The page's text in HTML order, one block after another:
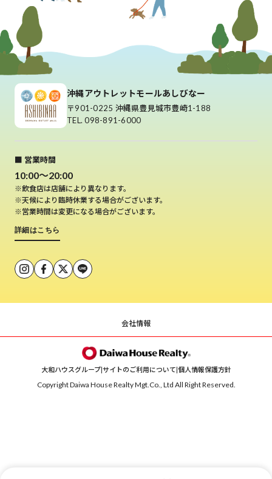
沖縄アウトレットモールあしびなー
〒901-0225 沖縄県豊見城市豊崎1-188
TEL. 098-891-6000
■ 営業時間
10:00～20:00
※飲食店は店舗により異なります。
※天候により臨時休業する場合がございます。
※営業時間は変更になる場合がございます。
詳細はこちら
会社情報
大和ハウスグループ| サイトのご利用について 個人情報保護方針
Copyright Daiwa House Realty Mgt.Co., Ltd All Right Reserved.